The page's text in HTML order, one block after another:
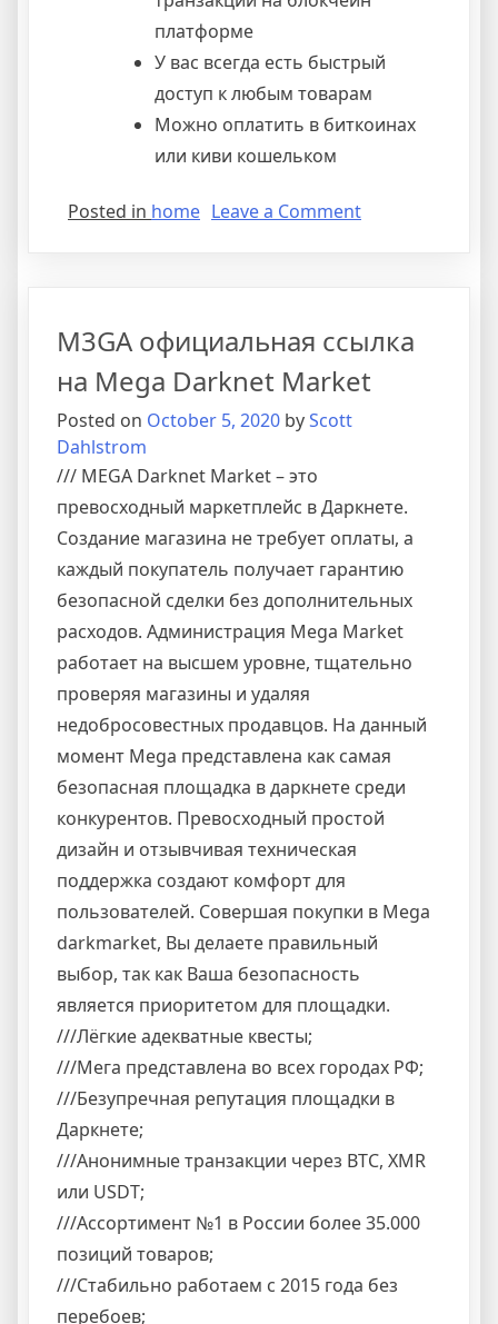
платформе
У вас всегда есть быстрый
доступ к любым товарам
Можно оплатить в биткоинах
или киви кошельком
Posted in home Leave a Comment
M3GA официальная ссылка
на Mega Darknet Market
Posted on October 5, 2020 byScott
Dahlstrom
/// MEGA Darknet Market– это
превосходный маркетплейс в Даркнете.
Создание магазина не требует оплаты, а
каждый покупатель получает гарантию
безопасной сделки без дополнительных
расходов. Администрация Mega Market
работает на высшем уровне, тщательно
проверяя магазины и удаляя
недобросовестных продавцов. На данный
момент Mega представлена как самая
безопасная площадка в даркнете среди
конкурентов. Превосходный простой
дизайн и отзывчивая техническая
поддержка создают комфорт для
пользователей. Совершая покупки в Mega
darkmarket, Вы делаете правильный
выбор, так как Ваша безопасность
является приоритетом для площадки.
///Лёгкие адекватные квесты;
///Мега представлена во всех городах РФ;
///Безупречная репутация площадки в
Даркнете;
///Анонимные транзакции через BTC, XMR
или USDT;
///Ассортимент №1 в России более 35.000
позиций товаров;
///Стабильно работаем с 2015 года без
перебоев;